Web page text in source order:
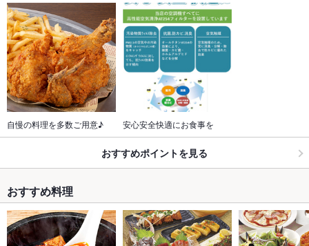
自慢の料理を多数ご用意♪ 安心安全快適にお食事を
おすすめポイントを見る
おすすめ料理